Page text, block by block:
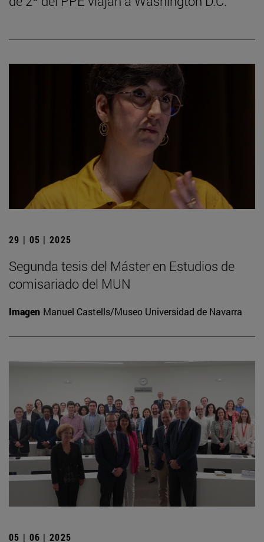
29 | 05 | 2025
Segunda tesis del Máster en Estudios de
comisariado del MUN
Imagen Manuel Castells/Museo Universidad de Navarra
05 | 06 | 2025